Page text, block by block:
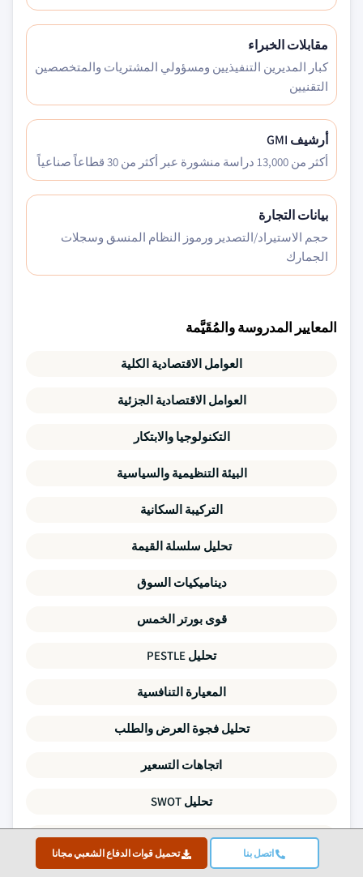
اتصل بنا تحميل قوات الدفاع الشعبي مجانا
مقابلات الخبراء
كبار المديرين التنفيذيين ومسؤولي المشتريات والمتخصصين
التقنيين
أرشيف GMI
أكثر من 13,000 دراسة منشورة عبر أكثر من 30 قطاعاً صناعياً
بيانات التجارة
حجم الاستيراد/التصدير ورموز النظام المنسق وسجلات
الجمارك
المعايير المدروسة والمُقَيَّمة
العوامل الاقتصادية الكلية
العوامل الاقتصادية الجزئية
التكنولوجيا والابتكار
البيئة التنظيمية والسياسية
التركيبة السكانية
تحليل سلسلة القيمة
ديناميكيات السوق
قوى بورتر الخمس
تحليل PESTLE
المعيارة التنافسية
تحليل فجوة العرض والطلب
اتجاهات التسعير
تحليل SWOT
نشاط الاندماجات والاستحواذ